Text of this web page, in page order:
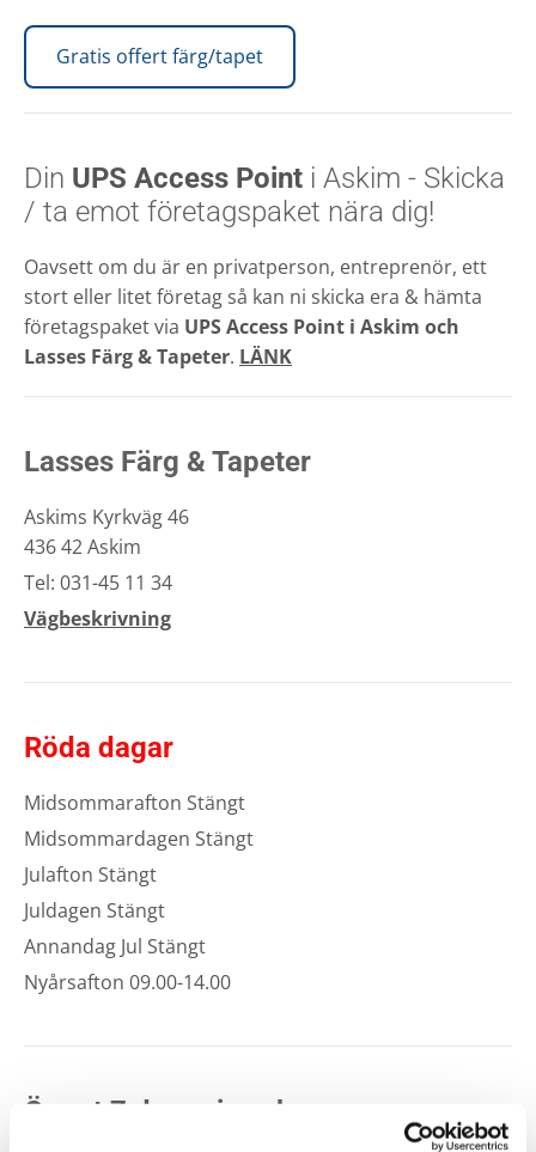
Gratis offert färg/tapet
Din UPS Access Point i Askim - Skicka
/ ta emot företagspaket nära dig!
Oavsett om du är en privatperson, entreprenör, ett
stort eller litet företag så kan ni skicka era & hämta
företagspaket via UPS Access Point i Askim och
Lasses Färg & Tapeter. LÄNK
Lasses Färg & Tapeter
Askims Kyrkväg 46
436 42 Askim
Tel: 031-45 11 34
Vägbeskrivning
Röda dagar
Midsommarafton Stängt
Midsommardagen Stängt
Julafton Stängt
Juldagen Stängt
Annandag Jul Stängt
Nyårsafton 09.00-14.00
Öppet 7 dagar i veckan